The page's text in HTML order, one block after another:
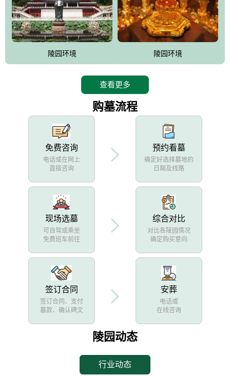
陵园环境 陵园环境
查看更多
购墓流程
免费咨询
电话或在网上
直接咨询
预约看墓
确定好选择墓地的
日期及线路
现场选墓
可自驾或乘坐
免费班车前往
综合对比
对比各陵园情况
确定购买意向
签订合同
签订合同、支付
墓款、确认碑文
安葬
电话或
在线咨询
陵园动态
行业动态